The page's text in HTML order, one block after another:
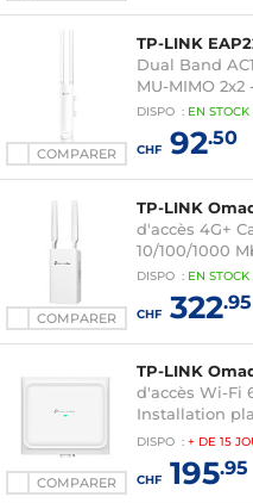
COMPARER
TP-LINK
Dual Band
MU-MIMO
DISPO : EN STOCK
CHF92.50
COMPARER
TP-LINK
d'accès 4G+
10/100/1000
DISPO : EN STOCK
CHF322.95
COMPARER
TP-LINK
d'accès Wi-Fi
Installation
extérieure
DISPO : + DE 15
CHF195.95